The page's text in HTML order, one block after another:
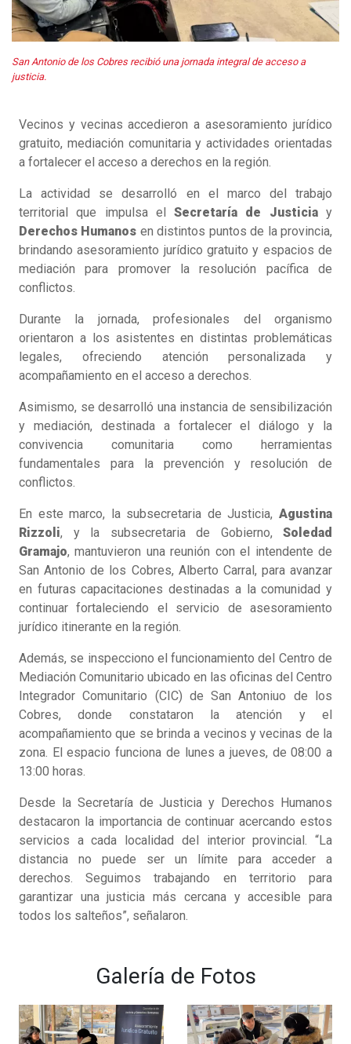
San Antonio de los Cobres recibió una jornada integral de acceso a
justicia.
Vecinos y vecinas accedieron a asesoramiento jurídico
gratuito, mediación comunitaria y actividades orientadas
a fortalecer el acceso a derechos en la región.
La actividad se desarrolló en el marco del trabajo
territorial que impulsa elSecretaría de Justiciay
Derechos Humanos en distintos puntos de la provincia,
brindando asesoramiento jurídico gratuito y espacios de
mediación para promover la resolución pacífica de
conflictos.
Durante la jornada, profesionales del organismo
orientaron a los asistentes en distintas problemáticas
legales, ofreciendo atención personalizada y
acompañamiento en el acceso a derechos.
Asimismo, se desarrolló una instancia de sensibilización
y mediación, destinada a fortalecer el diálogo y la
convivencia comunitaria como herramientas
fundamentales para la prevención y resolución de
conflictos.
En este marco, la subsecretaria de Justicia, Agustina
Rizzoli, y la subsecretaria de Gobierno, Soledad
Gramajo, mantuvieron una reunión con el intendente de
San Antonio de los Cobres, Alberto Carral, para avanzar
en futuras capacitaciones destinadas a la comunidad y
continuar fortaleciendo el servicio de asesoramiento
jurídico itinerante en la región.
Además, se inspecciono el funcionamiento del Centro de
Mediación Comunitario ubicado en las oficinas del Centro
Integrador Comunitario (CIC) de San Antoniuo de los
Cobres, donde constataron la atención y el
acompañamiento que se brinda a vecinos y vecinas de la
zona. El espacio funciona de lunes a jueves, de 08:00 a
13:00 horas.
Desde la Secretaría de Justicia y Derechos Humanos
destacaron la importancia de continuar acercando estos
servicios a cada localidad del interior provincial. “La
distancia no puede ser un límite para acceder a
derechos. Seguimos trabajando en territorio para
garantizar una justicia más cercana y accesible para
todos los salteños”, señalaron.
Galería de Fotos